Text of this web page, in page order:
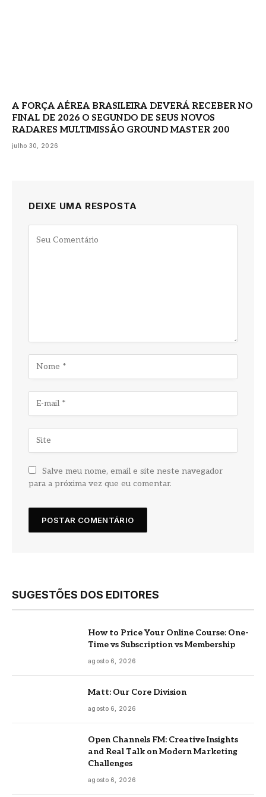
A FORÇA AÉREA BRASILEIRA DEVERÁ RECEBER NO
FINAL DE 2026 O SEGUNDO DE SEUS NOVOS
RADARES MULTIMISSÃO GROUND MASTER 200
julho 30, 2026
DEIXE UMA RESPOSTA
Salve meu nome, email e site neste navegador
para a próxima vez que eu comentar.
SUGESTÕES DOS EDITORES
How to Price Your Online Course: One-
Time vs Subscription vs Membership
agosto 6, 2026
Matt: Our Core Division
agosto 6, 2026
Open Channels FM: Creative Insights
and Real Talk on Modern Marketing
Challenges
agosto 6, 2026